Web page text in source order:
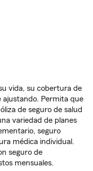
vida, su cobertura de
ajustando. Permita que
de seguro de salud
variedad de planes
seguro
médica individual.
seguro de
mensuales.